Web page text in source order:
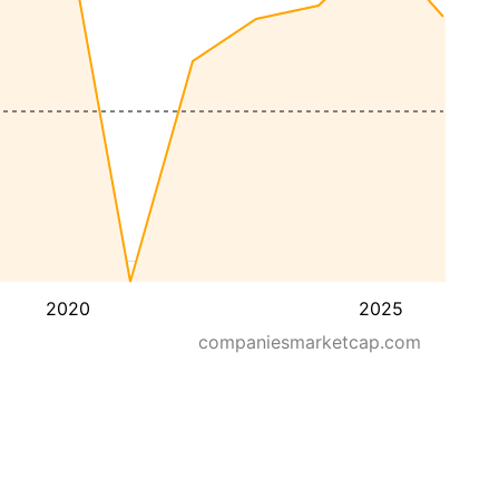
2020
2025
companiesmarketcap.com